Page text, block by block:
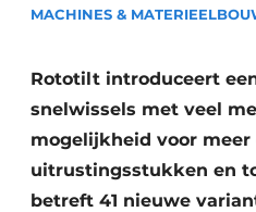
Duurzaamheid &
Fundering
MACHINES & MATERIEEL
Rototilt introduceert
snelwissels met veel
mogelijkheid voor meer
uitrustingsstukken en
betreft 41 nieuwe